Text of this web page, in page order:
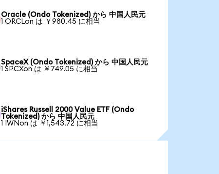
Oracle (Ondo Tokenized) から 中国人民元
1 ORCLon は ￥980.45 に相当
SpaceX (Ondo Tokenized) から 中国人民元
1 SPCXon は ￥749.05 に相当
iShares Russell 2000 Value ETF (Ondo
Tokenized) から 中国人民元
1 IWNon は ￥1,543.72 に相当